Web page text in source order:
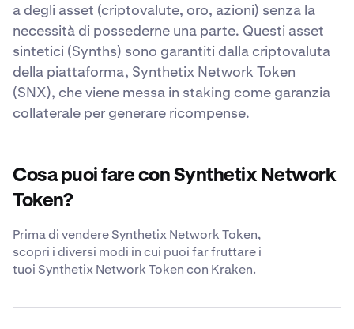
a degli asset (criptovalute, oro, azioni) senza la
necessità di possederne una parte. Questi asset
sintetici (Synths) sono garantiti dalla criptovaluta
della piattaforma, Synthetix Network Token
(SNX), che viene messa in staking come garanzia
collaterale per generare ricompense.
Cosa puoi fare con Synthetix Network
Token?
Prima di vendere Synthetix Network Token,
scopri i diversi modi in cui puoi far fruttare i
tuoi Synthetix Network Token con Kraken.